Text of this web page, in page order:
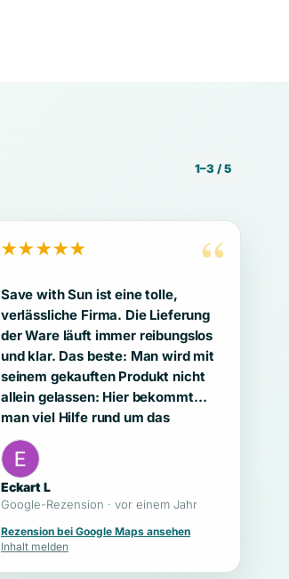
1–3 / 5
“
★★★★★
Save with Sun ist eine tolle,
verlässliche Firma. Die Lieferung
der Ware läuft immer reibungslos
und klar. Das beste: Man wird mit
seinem gekauften Produkt nicht
allein gelassen: Hier bekommt
man viel Hilfe rund um das
gekaufte Produkt! Und das nicht
irgendwann nach Wochen,
sondern sehr schnell. Von dem
her: Vielen Dank! Ich habe hier
bestimmt nicht zum letzten Mal.
Eckart L
Google-Rezension · vor einem Jahr
Rezension bei Google Maps ansehen
Inhalt melden